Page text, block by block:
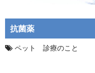
抗菌薬
ペット 診療のこと